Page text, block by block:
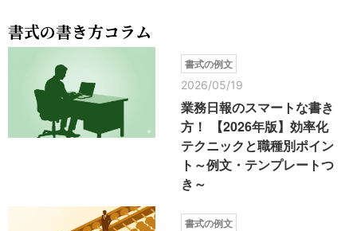
書式の書き方コラム
書式の例文
2026/05/19
業務日報のスマートな書き
方！ 【2026年版】効率化
テクニックと職種別ポイン
ト～例文・テンプレートつ
き～
書式の例文